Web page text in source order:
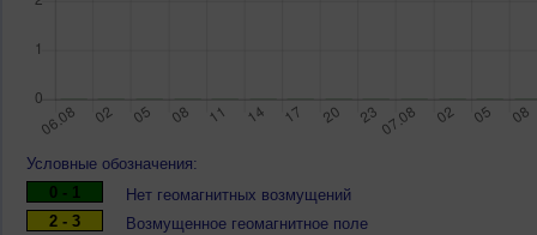
Условные обозначения:
0 - 1
Нет геомагнитных возмущений
2 - 3
Возмущенное геомагнитное поле